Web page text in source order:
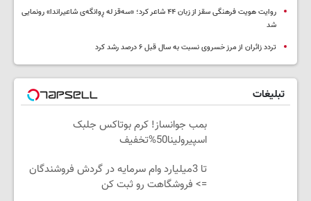
روایت هویت فرهنگی سقز از زبان ۴۴ شاعر کرد؛ «سەقز له ڕوانگەی شاعیراندا» رونمایی
شد
تردد زائران از مرز خسروی نسبت به سال قبل ۶ درصد رشد کرد
تبلیغات
بمب جوانساز! کرم بوتاکس جلبک
اسپیرولینا50%تخفیف
تا 3میلیارد وام سرمایه در گردش فروشندگان
=> فروشگاهت رو ثبت کن